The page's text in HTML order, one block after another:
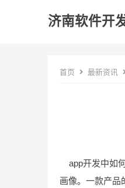
济南软件开
首页 最新资讯
app开发中如
画像。一款产品